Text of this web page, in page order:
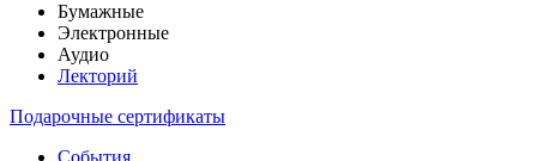
Бумажные
Электронные
Аудио
Лекторий
Подарочные сертификаты
События